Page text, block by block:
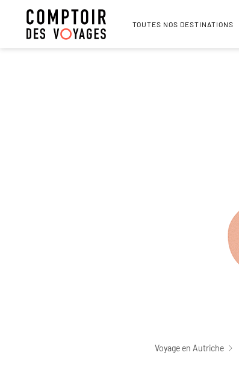
TOUTES NOS DESTINATIONS
Voyage en Autriche